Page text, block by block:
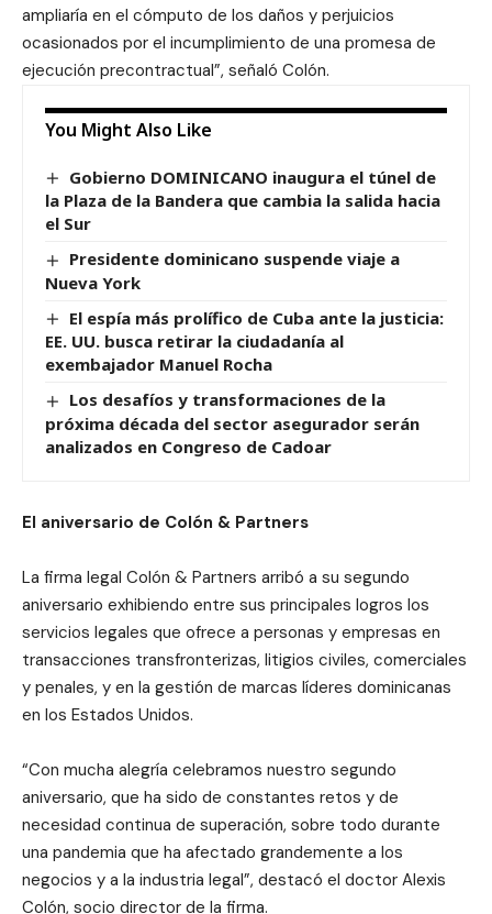
ampliaría en el cómputo de los daños y perjuicios
ocasionados por el incumplimiento de una promesa de
ejecución precontractual”, señaló Colón.
You Might Also Like
Gobierno DOMINICANO inaugura el túnel de
la Plaza de la Bandera que cambia la salida hacia
el Sur
Presidente dominicano suspende viaje a
Nueva York
El espía más prolífico de Cuba ante la justicia:
EE. UU. busca retirar la ciudadanía al
exembajador Manuel Rocha
Los desafíos y transformaciones de la
próxima década del sector asegurador serán
analizados en Congreso de Cadoar
El aniversario de Colón & Partners
La firma legal Colón & Partners arribó a su segundo
aniversario exhibiendo entre sus principales logros los
servicios legales que ofrece a personas y empresas en
transacciones transfronterizas, litigios civiles, comerciales
y penales, y en la gestión de marcas líderes dominicanas
en los Estados Unidos.
“Con mucha alegría celebramos nuestro segundo
aniversario, que ha sido de constantes retos y de
necesidad continua de superación, sobre todo durante
una pandemia que ha afectado grandemente a los
negocios y a la industria legal”, destacó el doctor Alexis
Colón, socio director de la firma.